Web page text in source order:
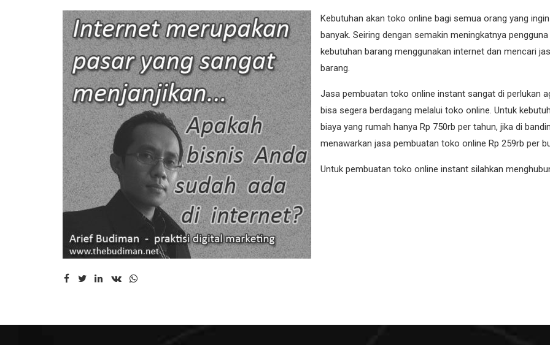
Kebutuhan akan toko online bagi semua orang yang
banyak. Seiring dengan semakin meningkatnya
kebutuhan barang menggunakan internet dan mencari
barang.
Jasa pembuatan toko online instant sangat di perlukan
bisa segera berdagang melalui toko online. Untuk
biaya yang rumah hanya Rp 750rb per tahun, jika di
menawarkan jasa pembuatan toko online Rp 259rb per
Untuk pembuatan toko online instant silahkan